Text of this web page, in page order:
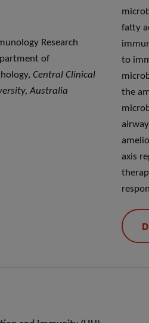
Research
of
Central Clinical
Australia
fatty
to
the
axis